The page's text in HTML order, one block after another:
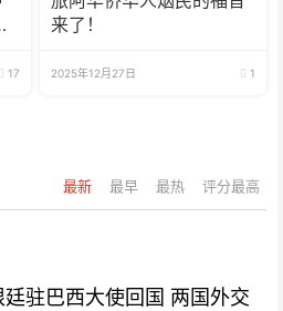
17
来了！
2025年12月27日 1
最新 最早 最热 评分最高
廷驻巴西大使回国 两国外交